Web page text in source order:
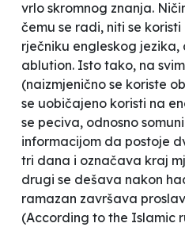
vrlo skromnog znanja.
čemu se radi, niti se
rječniku engleskog
ablution. Isto tako, na svim
(naizmjenično se koriste
se uobičajeno koristi na
se peciva, odnosno
informacijom da postoje
tri dana i označava kraj
drugi se dešava nakon
ramazan završava
(According to the Islamic